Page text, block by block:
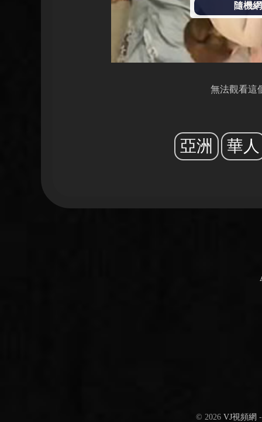
隨機
無法觀看這
亞洲 華人
© 2026 VJ視頻網